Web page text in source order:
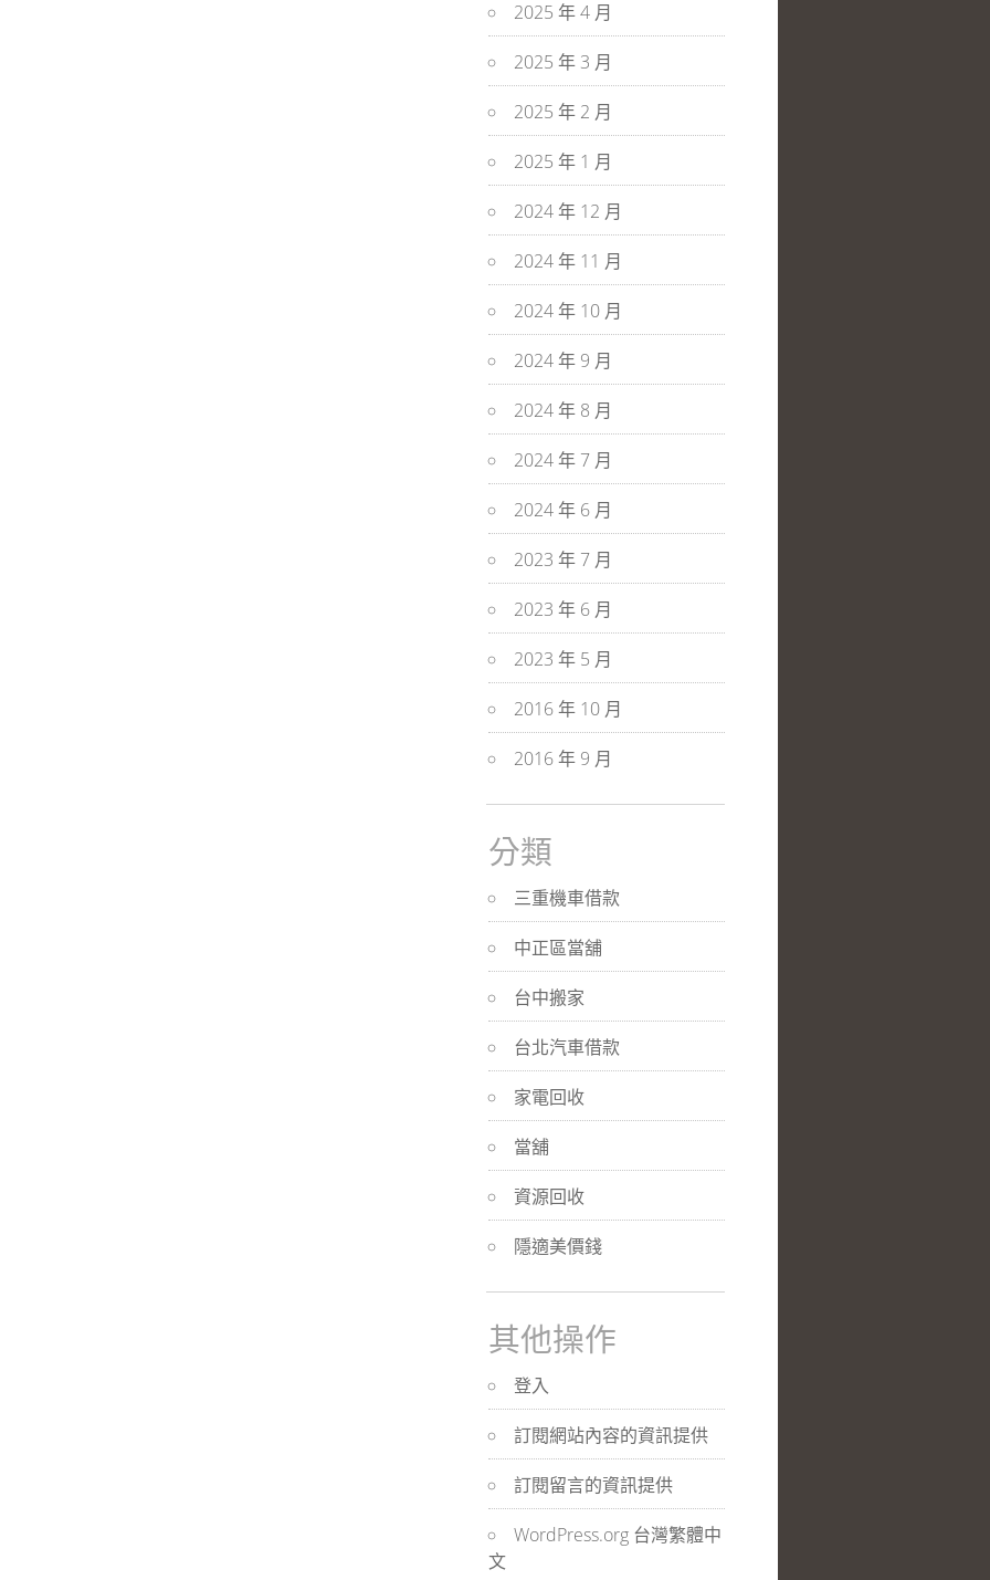
2025 年 4 月
2025 年 3 月
2025 年 2 月
2025 年 1 月
2024 年 12 月
2024 年 11 月
2024 年 10 月
2024 年 9 月
2024 年 8 月
2024 年 7 月
2024 年 6 月
2023 年 7 月
2023 年 6 月
2023 年 5 月
2016 年 10 月
2016 年 9 月
分類
三重機車借款
中正區當舖
台中搬家
台北汽車借款
家電回收
當舖
資源回收
隱適美價錢
其他操作
登入
訂閱網站內容的資訊提供
訂閱留言的資訊提供
WordPress.org 台灣繁體中
文